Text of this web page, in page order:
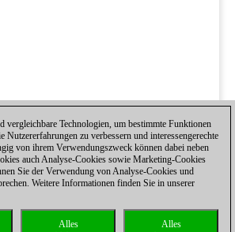
vergleichbare Technologien, um bestimmte Funktionen
Nutzererfahrungen zu verbessern und interessengerechte
von ihrem Verwendungszweck können dabei neben
auch Analyse-Cookies sowie Marketing-Cookies
Sie der Verwendung von Analyse-Cookies und
Weitere Informationen finden Sie in unserer
Alles
Alles